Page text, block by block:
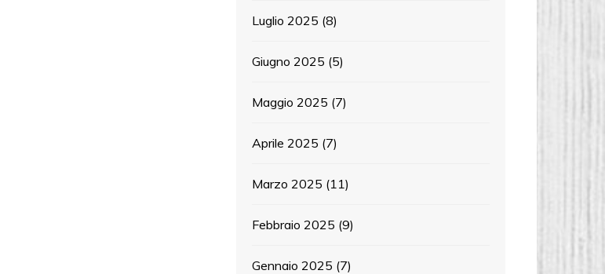
Luglio 2025 (8)
Giugno 2025 (5)
Maggio 2025 (7)
Aprile 2025 (7)
Marzo 2025 (11)
Febbraio 2025 (9)
Gennaio 2025 (7)